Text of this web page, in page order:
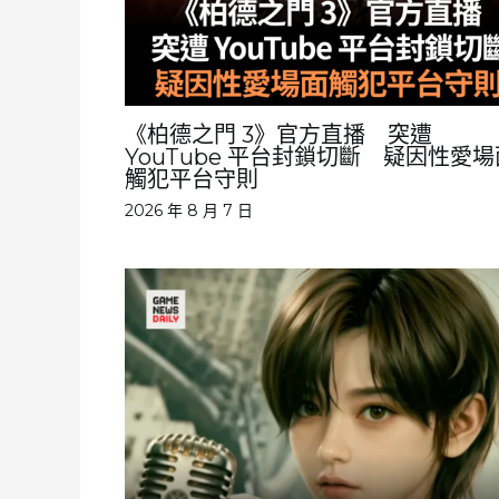
《柏德之門 3》官方直播 突遭
YouTube 平台封鎖切斷 疑因性愛場
觸犯平台守則
2026 年 8 月 7 日